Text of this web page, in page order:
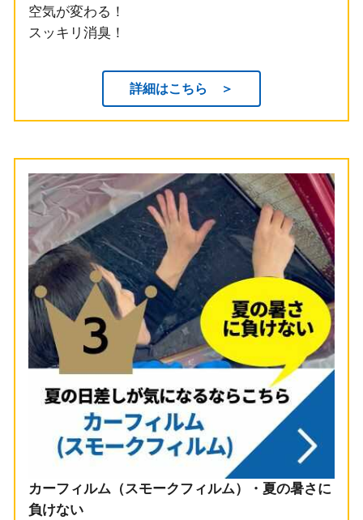
空気が変わる！
スッキリ消臭！
詳細はこちら ＞
カーフィルム（スモークフィルム）・夏の暑さに
負けない